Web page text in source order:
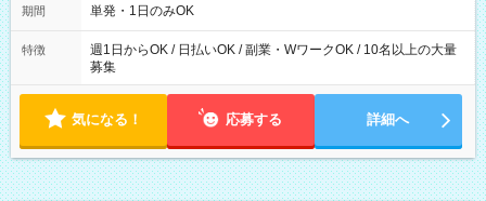
可能です！ ※1日あたりの最大実働時間は日勤、夜勤共に勤務し
期間 単発・1日のみOK
特徴
週1日からOK / 日払いOK / 副業・WワークOK / 10名以上の大量
募集
気になる！ 応募する 詳細へ